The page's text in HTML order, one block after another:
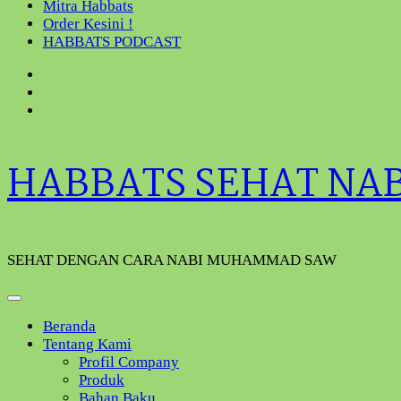
Mitra Habbats
Order Kesini !
HABBATS PODCAST
HABBATS SEHAT
SEHAT DENGAN CARA NABI MUHAMMAD SAW
Beranda
Tentang Kami
Profil Company
Produk